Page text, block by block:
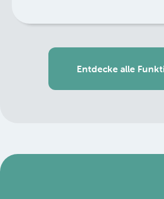
Entdecke alle